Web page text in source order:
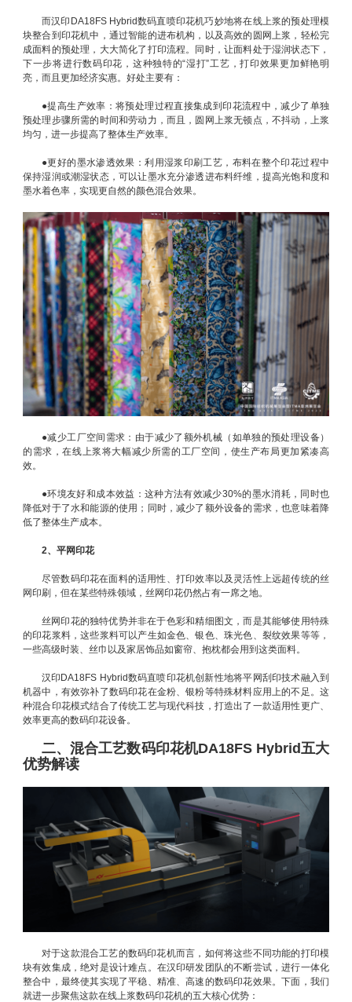
而汉印DA18FS Hybrid数码直喷印花机巧妙地将在线上浆的预处理模
块整合到印花机中，通过智能的进布机构，以及高效的圆网上浆，轻松完
成面料的预处理，大大简化了打印流程。同时，让面料处于湿润状态下，
下一步将进行数码印花，这种独特的“湿打”工艺，打印效果更加鲜艳明
亮，而且更加经济实惠。好处主要有：
●提高生产效率：将预处理过程直接集成到印花流程中，减少了单独
预处理步骤所需的时间和劳动力，而且，圆网上浆无顿点，不抖动，上浆
均匀，进一步提高了整体生产效率。
●更好的墨水渗透效果：利用湿浆印刷工艺，布料在整个印花过程中
保持湿润或潮湿状态，可以让墨⽔充分渗透进布料纤维，提高光饱和度和
墨水着色率，实现更自然的颜色混合效果。
●减少工厂空间需求：由于减少了额外机械（如单独的预处理设备）
的需求，在线上浆将大幅减少所需的工厂空间，使生产布局更加紧凑高
效。
●环境友好和成本效益：这种方法有效减少30%的墨水消耗，同时也
降低对于了水和能源的使用；同时，减少了额外设备的需求，也意味着降
低了整体生产成本。
2、平网印花
尽管数码印花在面料的适用性、打印效率以及灵活性上远超传统的丝
网印刷，但在某些特殊领域，丝网印花仍然占有一席之地。
丝网印花的独特优势并非在于色彩和精细图文，而是其能够使用特殊
的印花浆料，这些浆料可以产生如金色、银色、珠光色、裂纹效果等等，
一些高级时装、丝巾以及家居饰品如窗帘、抱枕都会用到这类面料。
汉印DA18FS Hybrid数码直喷印花机创新性地将平网刮印技术融入到
机器中，有效弥补了数码印花在金粉、银粉等特殊材料应用上的不足。这
种混合印花模式结合了传统工艺与现代科技，打造出了一款适用性更广、
效率更高的数码印花设备。
二、混合工艺数码印花机DA18FS Hybrid五大
优势解读
对于这款混合工艺的数码印花机而言，如何将这些不同功能的打印模
块有效集成，绝对是设计难点。在汉印研发团队的不断尝试，进行一体化
整合中，最终使其实现了平稳、精准、高速的数码印花效果。下面，我们
就进一步聚焦这款在线上浆数码印花机的五大核心优势：